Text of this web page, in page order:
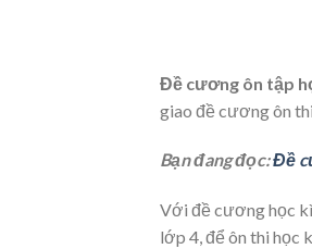
Đề cương ôn tập
giao đề cương ôn
Bạn đang đọc:Đề
Với đề cương học
lớp 4, để ôn thi học